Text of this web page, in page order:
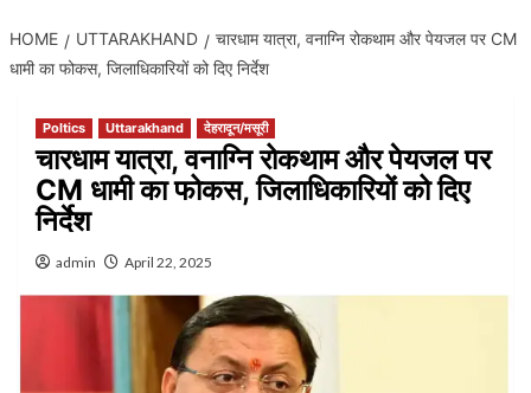
HOME UTTARAKHAND
चारधाम यात्रा, वनाग्नि रोकथाम और पेयजल पर CM
धामी का फोकस, जिलाधिकारियों को दिए निर्देश
Poltics Uttarakhand देहरादून/मसूरी
चारधाम यात्रा, वनाग्नि रोकथाम और पेयजल पर
CM धामी का फोकस, जिलाधिकारियों को दिए
निर्देश
admin April 22, 2025